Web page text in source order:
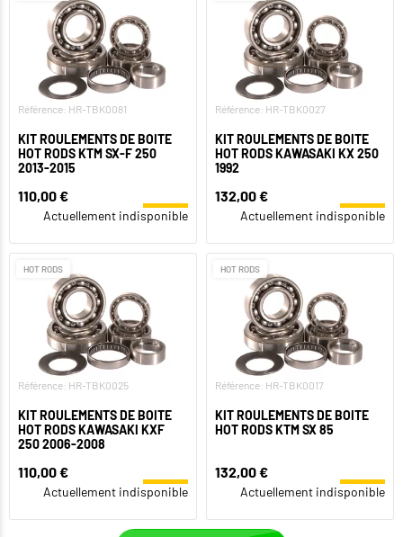
Référence: HR-TBK0081
KIT ROULEMENTS DE BOITE
HOT RODS KTM SX-F 250
2013-2015
110,00 €
Actuellement indisponible
Référence: HR-TBK0027
KIT ROULEMENTS DE BOITE
HOT RODS KAWASAKI KX 250
1992
132,00 €
Actuellement indisponible
HOT RODS
Référence: HR-TBK0025
KIT ROULEMENTS DE BOITE
HOT RODS KAWASAKI KXF
250 2006-2008
110,00 €
Actuellement indisponible
HOT RODS
Référence: HR-TBK0017
KIT ROULEMENTS DE BOITE
HOT RODS KTM SX 85
132,00 €
Actuellement indisponible